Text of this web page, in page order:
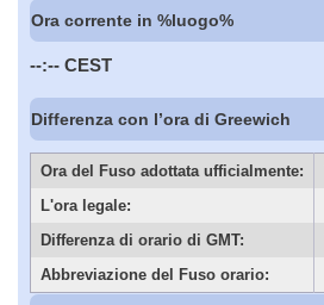
Ora corrente in %luogo%
--:-- CEST
Differenza con l’ora di Greewich
Ora del Fuso adottata ufficialmente:
L'ora legale:
Differenza di orario di GMT:
Abbreviazione del Fuso orario: